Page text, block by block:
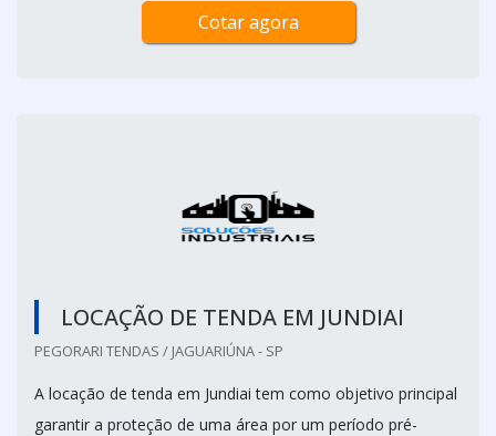
Cotar agora
LOCAÇÃO DE TENDA EM JUNDIAI
PEGORARI TENDAS / JAGUARIÚNA - SP
A locação de tenda em Jundiai tem como objetivo principal
garantir a proteção de uma área por um período pré-